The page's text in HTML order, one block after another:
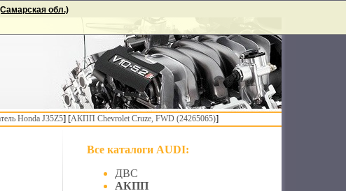
обл.)
Honda J35Z5] [АКПП Chevrolet Cruze, FWD (24265065)]
Все каталоги AUDI:
ДВС
АКПП